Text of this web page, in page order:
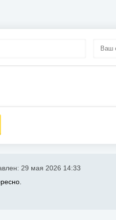
29 мая 2026 14:33